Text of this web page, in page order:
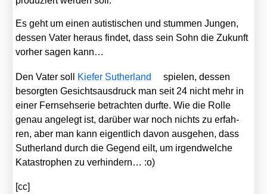
Es geht um einen autis­ti­schen und stum­men Jun­gen,
des­sen Vater her­aus fin­det, dass sein Sohn die Zukunft
vor­her sagen kann…
Den Vater soll Kie­fer Sut­her­land
spie­len, des­sen
besorg­ten Gesichts­aus­druck man seit 24 nicht mehr in
einer Fern­seh­se­rie betrach­ten durf­te. Wie die Rol­le
genau ange­legt ist, dar­über war noch nichts zu erfah­
ren, aber man kann eigent­lich davon aus­ge­hen, dass
Sut­her­land durch die Gegend eilt, um irgend­wel­che
Kata­stro­phen zu ver­hin­dern… :o)
[cc]